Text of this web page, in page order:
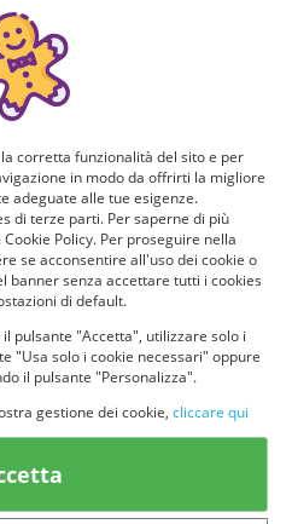
poco!
nuovo prodotto, provarlo e
Per determinare se hai tutti i
il prodotto da te selezionato e
1 di 5:
figli hai?
Non ho figli
corretta funzionalità del sito e per
in modo da offrirti la migliore
adeguate alle tue esigenze.
di terze parti. Per saperne di più
Policy. Per proseguire nella
se acconsentire all'uso dei cookie o
banner senza accettare tutti i cookies
di default.
pulsante "Accetta", utilizzare solo i
"Usa solo i cookie necessari" oppure
il pulsante "Personalizza".
gestione dei cookie, cliccare qui